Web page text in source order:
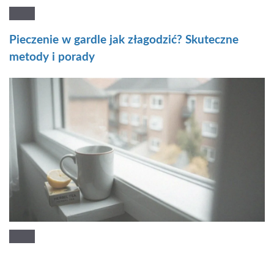
Pieczenie w gardle jak złagodzić? Skuteczne
metody i porady